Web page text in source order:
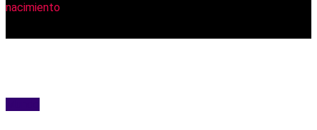
nacimiento